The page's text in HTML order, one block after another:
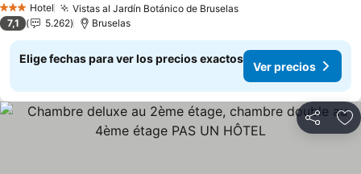
3 Estrellas
Hotel Vistas al Jardín Botánico de BruselasVer precios
7,1 5.262 Bruselas
Elige fechas para ver los precios exactos
Ver precios
Compartir